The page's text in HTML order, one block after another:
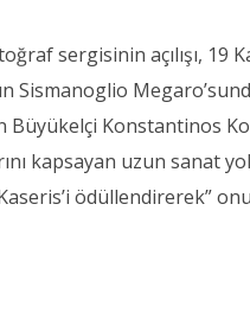
sergisinin açılışı, 19
Sismanoglio
Konstantinos
kapsayan uzun sanat
ödüllendirerek”